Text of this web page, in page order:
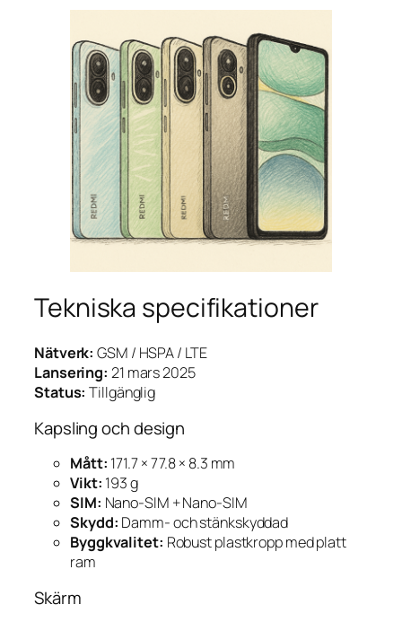
Tekniska specifikationer
Nätverk: GSM / HSPA / LTE
Lansering: 21 mars 2025
Status: Tillgänglig
Kapsling och design
Mått: 171.7 × 77.8 × 8.3 mm
Vikt: 193 g
SIM: Nano-SIM + Nano-SIM
Skydd: Damm- och stänkskyddad
Byggkvalitet: Robust plastkropp med platt
ram
Skärm